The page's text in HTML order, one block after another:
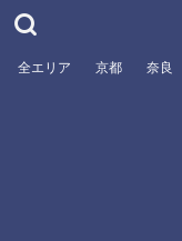
全エリア 京都 奈良